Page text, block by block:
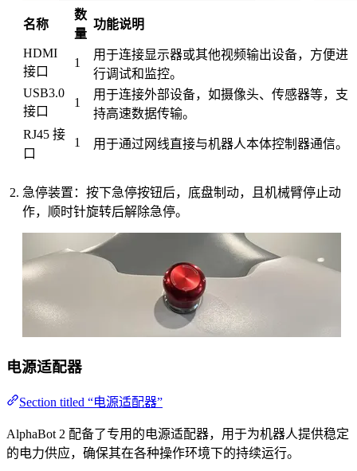
名称
数
量
功能说明
HDMI
接口
1
用于连接显示器或其他视频输出设备，方便进
行调试和监控。
USB3.0
接口
1
用于连接外部设备，如摄像头、传感器等，支
持高速数据传输。
RJ45 接
口
1 用于通过网线直接与机器人本体控制器通信。
急停装置：按下急停按钮后，底盘制动，且机械臂停止动
作，顺时针旋转后解除急停。
电源适配器
Section titled “电源适配器”
AlphaBot 2 配备了专用的电源适配器，用于为机器人提供稳定
的电力供应，确保其在各种操作环境下的持续运行。